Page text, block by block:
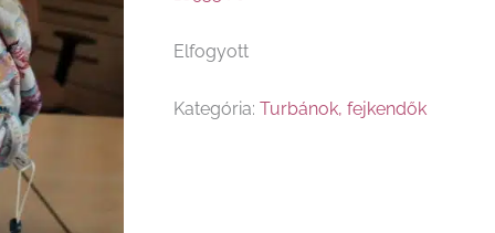
Elfogyott
Kategória: Turbánok, fejkendők